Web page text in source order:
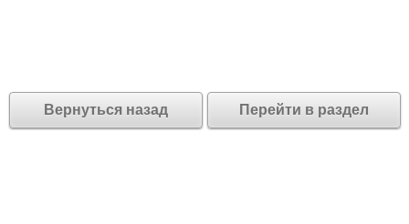
Вернуться назад Перейти в раздел